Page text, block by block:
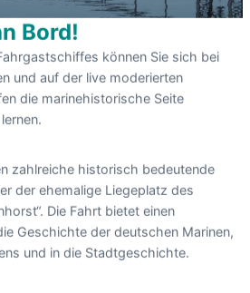
Bord!
können Sie sich bei
und auf der live moderierten
die marinehistorische Seite
zahlreiche historisch bedeutende
der ehemalige Liegeplatz des
Die Fahrt bietet einen
Geschichte der deutschen Marinen,
und in die Stadtgeschichte.